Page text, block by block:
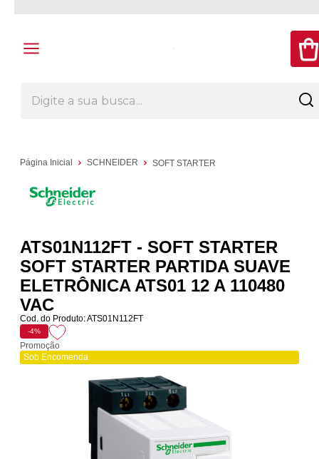
Página Inicial SCHNEIDER SOFT STARTER
ATS01N112FT - SOFT STARTER
SOFT STARTER PARTIDA SUAVE
ELETRÔNICA ATS01 12 A 110480
VAC
Cod. do Produto: ATS01N112FT
-4%
Promoção
Sob Encomenda